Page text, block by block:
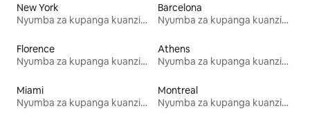
New York
Nyumba za kupanga kuanzia mwezi mmoja
Barcelona
Nyumba za kupanga kuanzia mwezi mmoja
Florence
Nyumba za kupanga kuanzia mwezi mmoja
Athens
Nyumba za kupanga kuanzia mwezi mmoja
Miami
Nyumba za kupanga kuanzia mwezi mmoja
Montreal
Nyumba za kupanga kuanzia mwezi mmoja